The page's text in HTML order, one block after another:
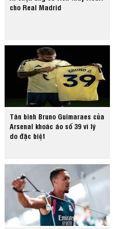
cho Real Madrid
Tân binh Bruno Guimaraes của
Arsenal khoác áo số 39 vì lý
do đặc biệt